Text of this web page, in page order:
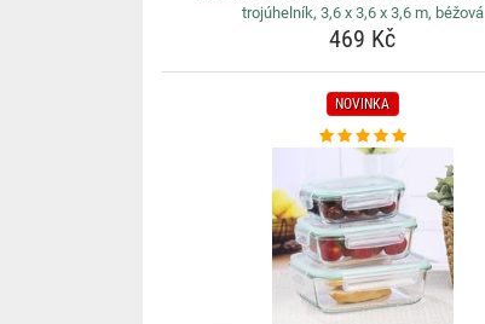
trojúhelník, 3,6 x 3,6 x 3,6 m, béžová
469 Kč
NOVINKA